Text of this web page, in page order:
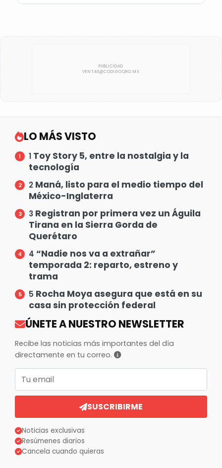
LO MÁS VISTO
1 Toy Story 5, entre la nostalgia y la
tecnología
2 Maná, listo para el medio tiempo del
México-Inglaterra
3 Registran por primera vez un Águila
Tirana en la Sierra Gorda de
Querétaro
4 “Nadie nos va a extrañar”
temporada 2: reparto, estreno y
trama
5 Rocha Moya asegura que está en su
casa sin protección federal
ÚNETE A NUESTRO NEWSLETTER
Recibe las noticias más importantes del día
directamente en tu correo.
SUSCRIBIRME
Noticias exclusivas
Resúmenes diarios
Cancela cuando quieras